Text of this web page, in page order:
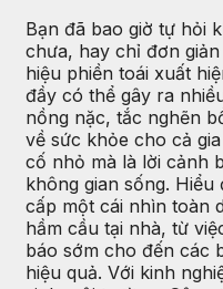
Bạn đã bao giờ tự hỏi
chưa, hay chỉ đơn
hiệu phiền toái xuất
đầy có thể gây ra
nồng nặc, tắc nghẽn
về sức khỏe cho cả
cố nhỏ mà là lời cảnh
không gian sống.
cấp một cái nhìn toàn
hầm cầu tại nhà, từ
báo sớm cho đến các
hiệu quả. Với kinh